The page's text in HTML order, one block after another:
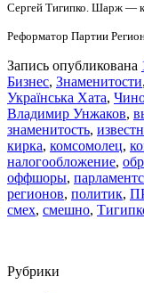
Сергей Тигипко. Шарж —
Реформатор Партии
Запись опубликована
Бизнес, Знаменитости,
Українська Хата,
Владимир Унжаков,
знаменитость,
кирка, комсомолец,
налогообложение,
оффшоры,
регионов, политик,
смех, смешно,
Рубрики